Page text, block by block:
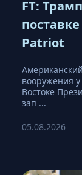
FT:
Patriot
вооружения
Востоке
зап ...
05.08.2026